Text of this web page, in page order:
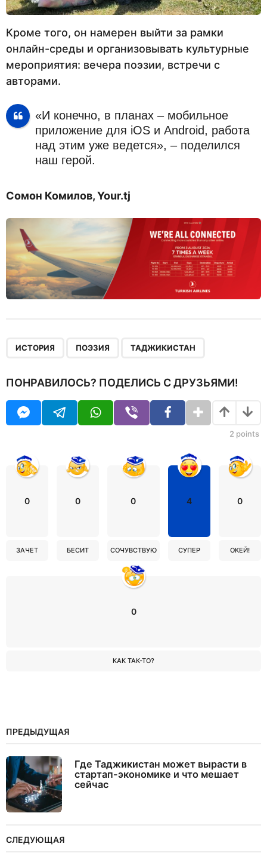
Кроме того, он намерен выйти за рамки
онлайн-среды и организовывать культурные
мероприятия: вечера поэзии, встречи с
авторами.
«И конечно, в планах – мобильное
приложение для iOS и Android, работа
над этим уже ведется​​​», – поделился
наш герой.
Сомон Комилов,Your.tj
ИСТОРИЯ ПОЭЗИЯ ТАДЖИКИСТАН
ПОНРАВИЛОСЬ? ПОДЕЛИСЬ С ДРУЗЬЯМИ!
2 points
0
ЗАЧЕТ
0
БЕСИТ
0
СОЧУВСТВУЮ
4
СУПЕР
0
ОКЕЙ!
0
КАК ТАК-ТО?
ПРЕДЫДУЩАЯ
Где Таджикистан может вырасти в
стартап-экономике и что мешает
сейчас
СЛЕДУЮЩАЯ